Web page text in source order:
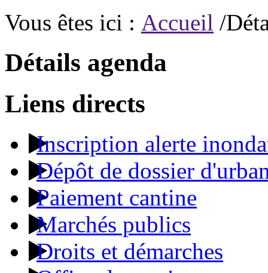
Vous êtes ici : Accueil /
Détails agenda
Liens directs
Inscription alerte
Dépôt de dossier
Paiement cantine
Marchés publics
Droits et démarches